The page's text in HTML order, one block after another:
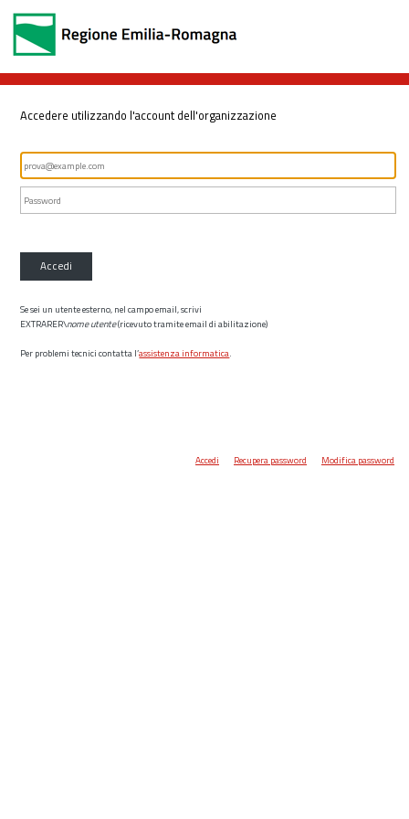
Accedere utilizzando l'account dell'organizzazione
Accedi
Se sei un utente esterno, nel campo email, scrivi
EXTRARER\nome utente(ricevuto tramite email di abilitazione)
Per problemi tecnici contatta l’assistenza informatica.
Accedi Recupera password Modifica password